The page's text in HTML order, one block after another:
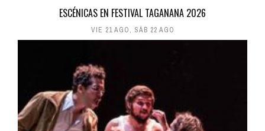
ESCÉNICAS EN FESTIVAL TAGANANA 2026
VIE 21 AGO, SÁB 22 AGO